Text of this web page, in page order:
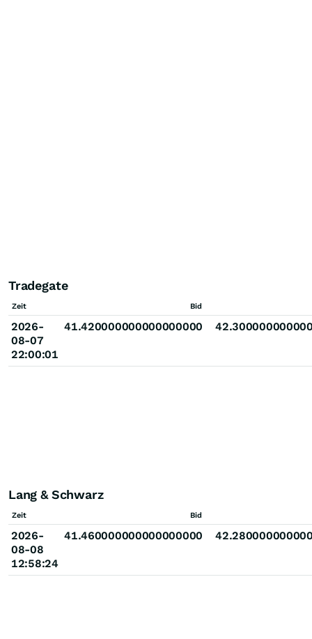
Tradegate
Zeit Bid
2026-
08-07
22:00:01
41.420000000000000000
Lang & Schwarz
Zeit Bid
2026-
08-08
12:58:24
41.460000000000000000